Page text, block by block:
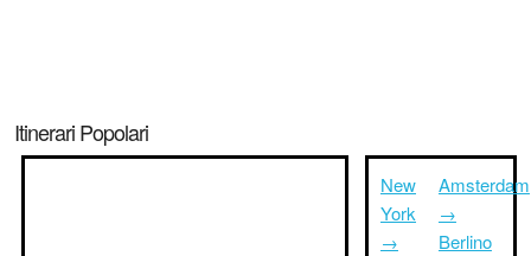
Itinerari Popolari
New
York
→
Amsterdam
→
Berlino